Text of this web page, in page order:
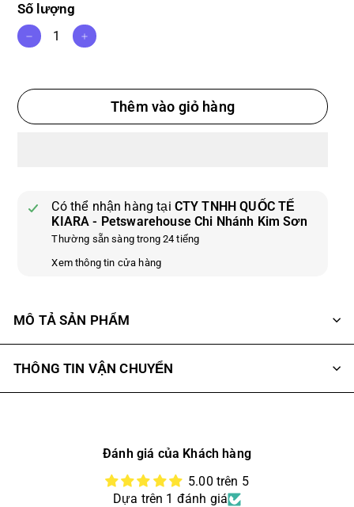
Số lượng
− +
Thêm vào giỏ hàng
Có thể nhận hàng tại CTY TNHH QUỐC TẾ
KIARA - Petswarehouse Chi Nhánh Kim Sơn
Thường sẵn sàng trong 24 tiếng
Xem thông tin cửa hàng
MÔ TẢ SẢN PHẨM
THÔNG TIN VẬN CHUYỂN
Đánh giá của Khách hàng
5.00 trên 5
Dựa trên 1 đánh giá